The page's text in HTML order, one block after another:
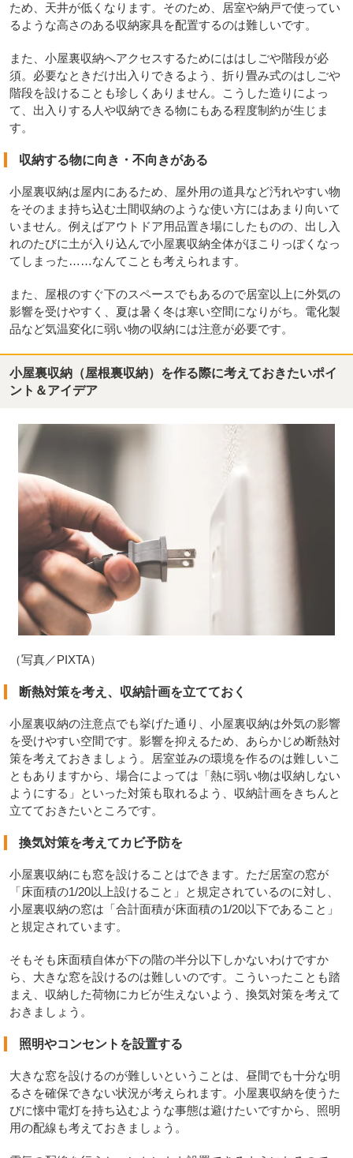
ため、天井が低くなります。そのため、居室や納戸で使ってい
るような高さのある収納家具を配置するのは難しいです。
また、小屋裏収納へアクセスするためにははしごや階段が必
須。必要なときだけ出入りできるよう、折り畳み式のはしごや
階段を設けることも珍しくありません。こうした造りによっ
て、出入りする人や収納できる物にもある程度制約が生じま
す。
収納する物に向き・不向きがある
小屋裏収納は屋内にあるため、屋外用の道具など汚れやすい物
をそのまま持ち込む土間収納のような使い方にはあまり向いて
いません。例えばアウトドア用品置き場にしたものの、出し入
れのたびに土が入り込んで小屋裏収納全体がほこりっぽくなっ
てしまった……なんてことも考えられます。
また、屋根のすぐ下のスペースでもあるので居室以上に外気の
影響を受けやすく、夏は暑く冬は寒い空間になりがち。電化製
品など気温変化に弱い物の収納には注意が必要です。
小屋裏収納（屋根裏収納）を作る際に考えておきたいポイ
ント＆アイデア
（写真／PIXTA）
断熱対策を考え、収納計画を立てておく
小屋裏収納の注意点でも挙げた通り、小屋裏収納は外気の影響
を受けやすい空間です。影響を抑えるため、あらかじめ断熱対
策を考えておきましょう。居室並みの環境を作るのは難しいこ
ともありますから、場合によっては「熱に弱い物は収納しない
ようにする」といった対策も取れるよう、収納計画をきちんと
立てておきたいところです。
換気対策を考えてカビ予防を
小屋裏収納にも窓を設けることはできます。ただ居室の窓が
「床面積の1/20以上設けること」と規定されているのに対し、
小屋裏収納の窓は「合計面積が床面積の1/20以下であること」
と規定されています。
そもそも床面積自体が下の階の半分以下しかないわけですか
ら、大きな窓を設けるのは難しいのです。こういったことも踏
まえ、収納した荷物にカビが生えないよう、換気対策を考えて
おきましょう。
照明やコンセントを設置する
大きな窓を設けるのが難しいということは、昼間でも十分な明
るさを確保できない状況が考えられます。小屋裏収納を使うた
びに懐中電灯を持ち込むような事態は避けたいですから、照明
用の配線も考えておきましょう。